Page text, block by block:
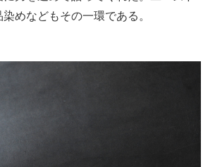
めなどもその一環である。